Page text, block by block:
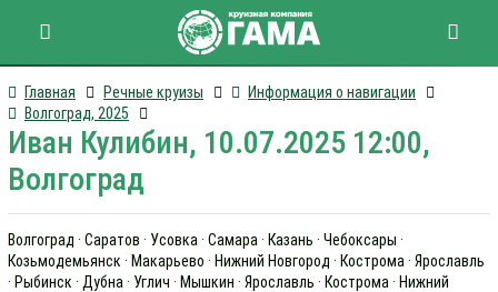
Главная Речные круизы
Информация о навигации
Волгоград, 2025
Иван Кулибин, 10.07.2025 12:00,
Волгоград
Волгоград · Саратов · Усовка · Самара · Казань · Чебоксары ·
Козьмодемьянск · Макарьево · Нижний Новгород · Кострома · Ярославль
· Рыбинск · Дубна · Углич · Мышкин · Ярославль · Кострома · Нижний